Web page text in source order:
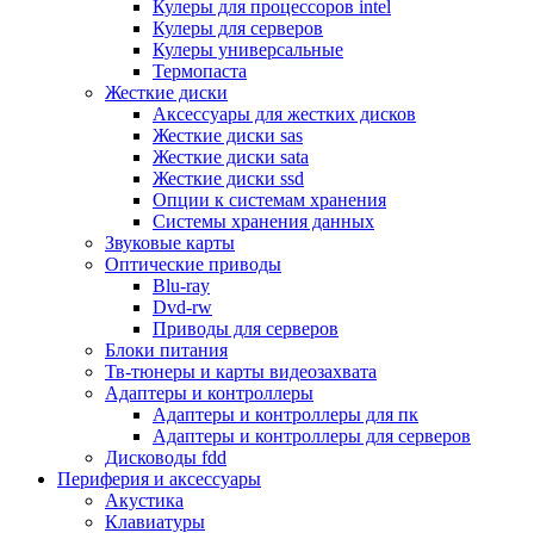
Микрофоны
Элементы питания, батарейки
Портмоне, боксы, стойки для дисков
Презентеры
Виртуальные очки
Аксессуары и опции для ноутбуков
Клавиатуры для ноутбуков
Сумки
Адаптеры и зарядные устройства
Подставки
Док станции, порт репликаторы
Батареи
Разное
Носители информации
Внешние жесткие диски
Карты памяти
Оптические носители
Blu-ray
Cd-r
Cd-rw
Dvd-r
Dvdrw
Серверы
Кулеры для процессоров intel
Кулеры для серверов
Кулеры универсальные
Термопаста
Жесткие диски
Аксессуары для жестких дисков
Жесткие диски sas
Жесткие диски sata
Жесткие диски ssd
Опции к системам хранения
Системы хранения данных
Звуковые карты
Оптические приводы
Blu-ray
Dvd-rw
Приводы для серверов
Блоки питания
Тв-тюнеры и карты видеозахвата
Адаптеры и контроллеры
Адаптеры и контроллеры для пк
Адаптеры и контроллеры для серверов
Дисководы fdd
Периферия и аксессуары
Акустика
Клавиатуры